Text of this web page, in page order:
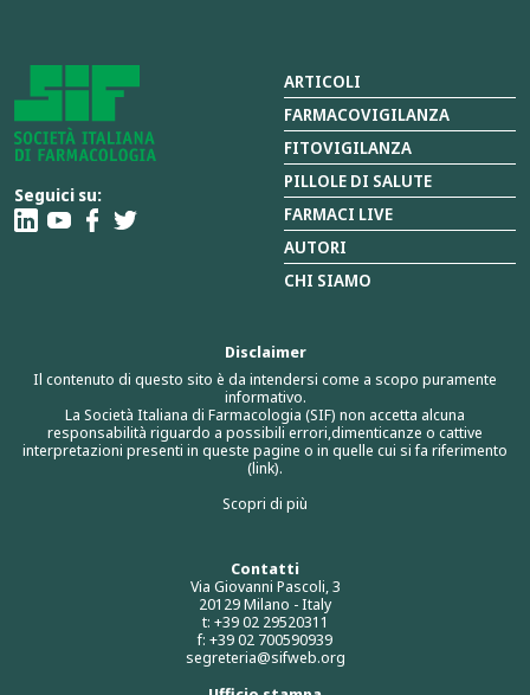
Seguici su:
Contatti
Via Giovanni Pascoli, 3
20129 Milano - Italy
t: +39 02 29520311
f: +39 02 700590939
segreteria@sifweb.org
Disclaimer
Il contenuto di questo sito è da intendersi come a scopo puramente
informativo.
La Società Italiana di Farmacologia (SIF) non accetta alcuna
responsabilità riguardo a possibili errori,dimenticanze o cattive
interpretazioni presenti in queste pagine o in quelle cui si fa riferimento
(link).
Scopri di più
ARTICOLI
FARMACOVIGILANZA
FITOVIGILANZA
PILLOLE DI SALUTE
FARMACI LIVE
AUTORI
CHI SIAMO